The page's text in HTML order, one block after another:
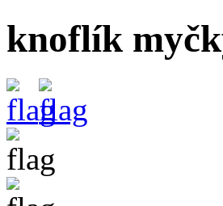
knoflík